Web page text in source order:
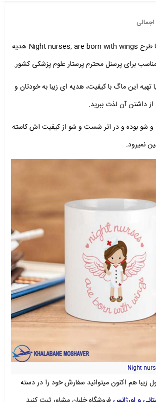
لیوان مدل پرستاری با طرح Night nurses, are born with wings هدیه
برای پرسنل محترم پرستار علوم پزشکی کشور.
تهیه این ماگ با کیفیت، هدیه ای زیبا به خودتان و
از داشتن آن لذت ببرید.
شو بوده و در اثر شست و شو از کیفیت اش کاسته
نمیرود.
زیبا هم اکنون میتوانید سفارش خود را در دسته